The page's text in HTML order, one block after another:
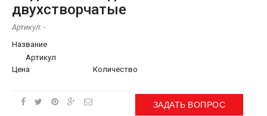
двухстворчатые
Артикул: -
Название
Артикул
Цена
Количество
ЗАДАТЬ ВОПРОС